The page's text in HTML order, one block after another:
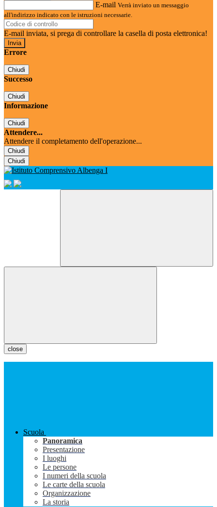
E-mail Verrà inviato un messaggio
all'indirizzo indicato con le istruzioni necessarie.
E-mail inviata, si prega di controllare la casella di posta elettronica!
Errore
Chiudi
Successo
Chiudi
Informazione
Chiudi
Attendere...
Attendere il completamento dell'operazione...
Chiudi
Chiudi
close
Scuola
Panoramica
Presentazione
I luoghi
Le persone
I numeri della scuola
Le carte della scuola
Organizzazione
La storia